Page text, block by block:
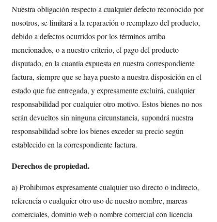
Nuestra obligación respecto a cualquier defecto reconocido por
nosotros, se limitará a la reparación o reemplazo del producto,
debido a defectos ocurridos por los términos arriba
mencionados, o a nuestro criterio, el pago del producto
disputado, en la cuantía expuesta en nuestra correspondiente
factura, siempre que se haya puesto a nuestra disposición en el
estado que fue entregada, y expresamente excluirá, cualquier
responsabilidad por cualquier otro motivo. Estos bienes no nos
serán devueltos sin ninguna circunstancia, supondrá nuestra
responsabilidad sobre los bienes exceder su precio según
establecido en la correspondiente factura.
Derechos de propiedad.
a) Prohibimos expresamente cualquier uso directo o indirecto,
referencia o cualquier otro uso de nuestro nombre, marcas
comerciales, dominio web o nombre comercial con licencia